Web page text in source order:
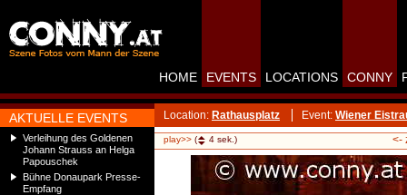
AKTUELLE EVENTS
Verleihung des Goldenen
Johann Strauss an Helga
Papouschek
Bühne Donaupark Presse-
Empfang
HOME EVENTS LOCATIONS CONNY
Location: Rathausplatz Event: Wiener
play>> ( 4 sek.) <-